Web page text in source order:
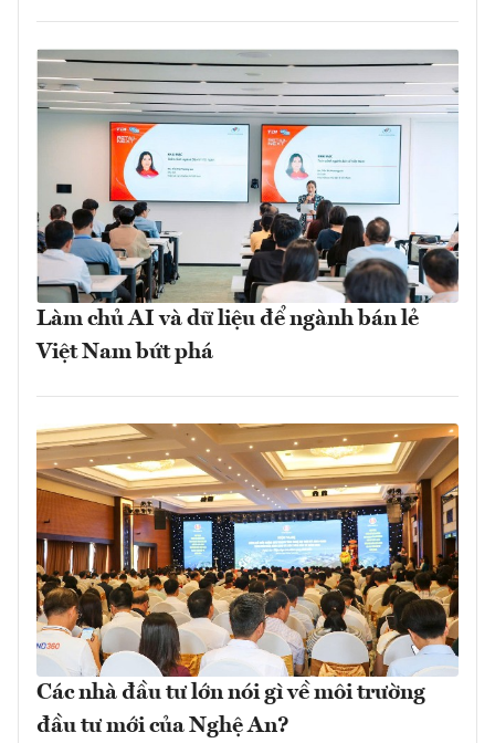
Làm chủ AI và dữ liệu để ngành bán lẻ
Việt Nam bứt phá
Các nhà đầu tư lớn nói gì về môi trường
đầu tư mới của Nghệ An?